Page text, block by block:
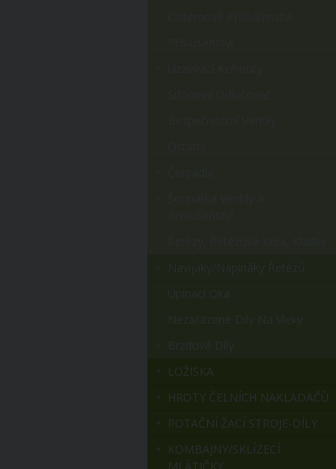
LOŽISKA
HROTY ČELNÍCH NAKLADAČŮ
ROTAČNÍ ŽACÍ STROJE-DÍLY
KOMBAJNY/SKLÍZECÍ